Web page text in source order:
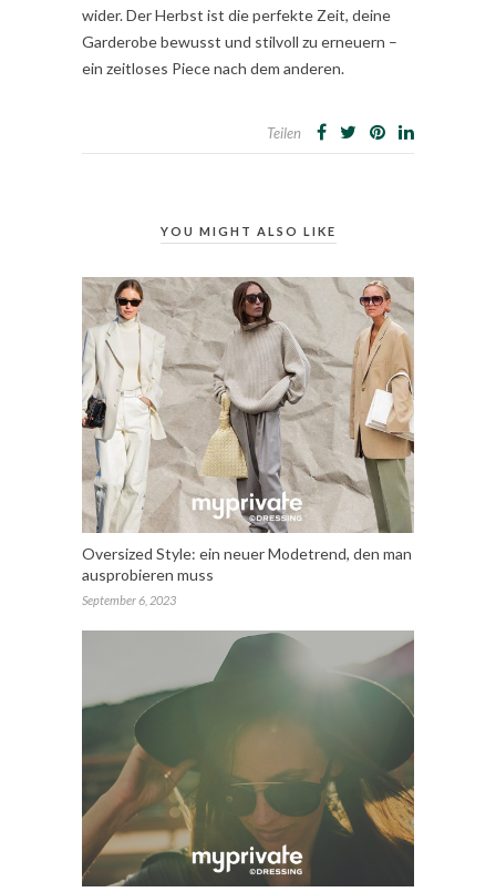
wider. Der Herbst ist die perfekte Zeit, deine
Garderobe bewusst und stilvoll zu erneuern –
ein zeitloses Piece nach dem anderen.
Teilen
YOU MIGHT ALSO LIKE
Oversized Style: ein neuer Modetrend, den man
ausprobieren muss
September 6, 2023